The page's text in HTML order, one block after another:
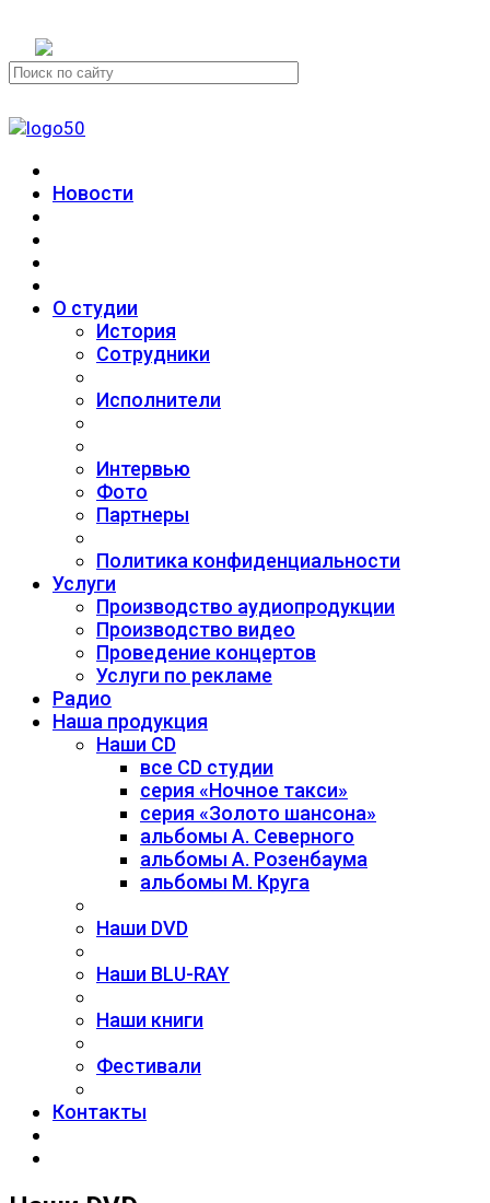
Новости
О студии
История
Сотрудники
Исполнители
Интервью
Фото
Партнеры
Политика конфиденциальности
Услуги
Производство аудиопродукции
Производство видео
Проведение концертов
Услуги по рекламе
Радио
Наша продукция
Наши CD
все CD студии
серия «Ночное такси»
серия «Золото шансона»
альбомы А. Северного
альбомы А. Розенбаума
альбомы М. Круга
Наши DVD
Наши BLU-RAY
Наши книги
Фестивали
Контакты